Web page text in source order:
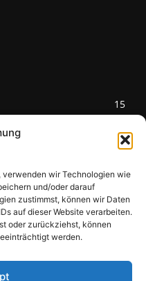
verwenden wir Technologien wie
und/oder darauf
zustimmst, können wir Daten
auf dieser Website verarbeiten.
oder zurückziehst, können
werden.
15
aus Mainfranken und